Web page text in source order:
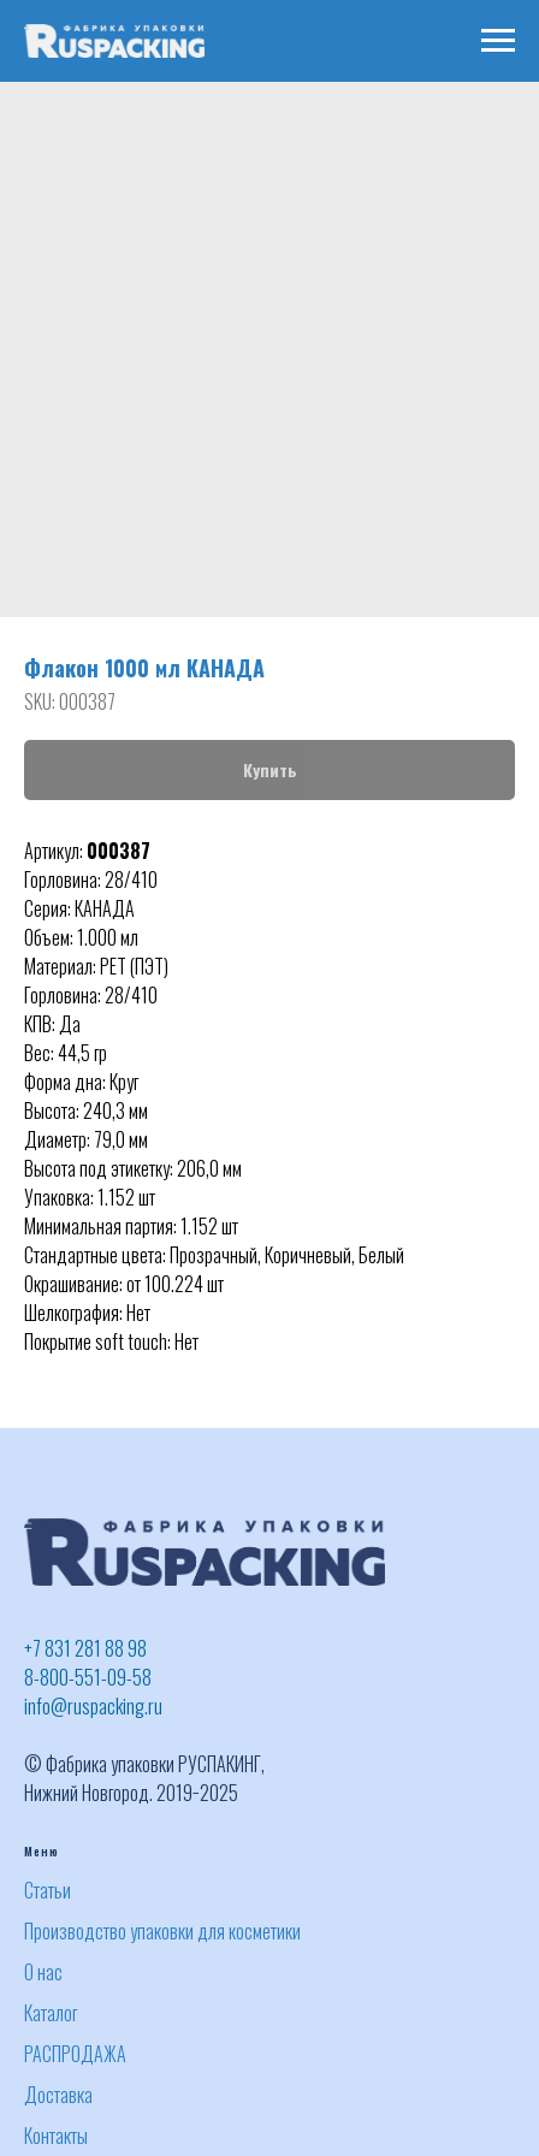
Флакон 1000 мл КАНАДА
SKU:000387
Купить
Артикул: 000387
Горловина: 28/410
Серия: КАНАДА
Объем: 1.000 мл
Материал: PET (ПЭТ)
Горловина: 28/410
КПВ: Да
Вес: 44,5 гр
Форма дна: Круг
Высота: 240,3 мм
Диаметр: 79,0 мм
Высота под этикетку: 206,0 мм
Упаковка: 1.152 шт
Минимальная партия: 1.152 шт
Стандартные цвета: Прозрачный, Коричневый, Белый
Окрашивание: от 100.224 шт
Шелкография: Нет
Покрытие soft touch: Нет
+7 831 281 88 98
8-800-551-09-58
info@ruspacking.ru
© Фабрика упаковки РУСПАКИНГ,
Нижний Новгород. 2019−2025
Меню
Статьи
Производство упаковки для косметики
О нас
Каталог
РАСПРОДАЖА
Доставка
Контакты